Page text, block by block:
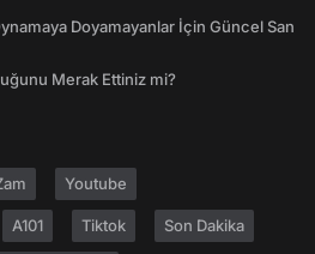
Doyamayanlar İçin Güncel San
Merak Ettiniz mi?
Youtube
A101 Tiktok Son Dakika